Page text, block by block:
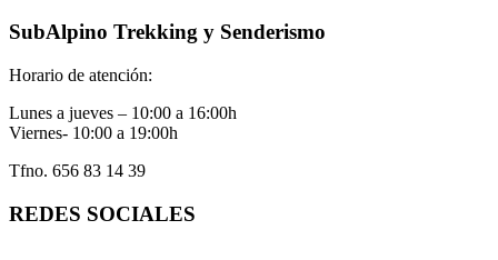
SubAlpino Trekking y Senderismo
Horario de atención:
Lunes a jueves – 10:00 a 16:00h
Viernes- 10:00 a 19:00h
Tfno. 656 83 14 39
REDES SOCIALES